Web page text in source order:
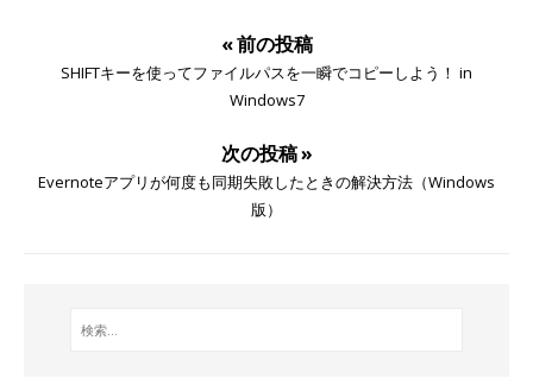
« 前の投稿
SHIFTキーを使ってファイルパスを一瞬でコピーしよう！ in
Windows7
次の投稿 »
Evernoteアプリが何度も同期失敗したときの解決方法（Windows
版）